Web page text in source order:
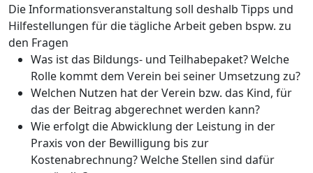
Die Informationsveranstaltung soll deshalb Tipps und
Hilfestellungen für die tägliche Arbeit geben bspw. zu
den Fragen
Was ist das Bildungs- und Teilhabepaket? Welche
Rolle kommt dem Verein bei seiner Umsetzung zu?
Welchen Nutzen hat der Verein bzw. das Kind, für
das der Beitrag abgerechnet werden kann?
Wie erfolgt die Abwicklung der Leistung in der
Praxis von der Bewilligung bis zur
Kostenabrechnung? Welche Stellen sind dafür